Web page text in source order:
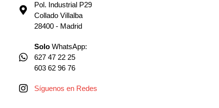
Pol. Industrial P29
Collado Villalba
28400 - Madrid
Solo WhatsApp:
627 47 22 25
603 62 96 76
Síguenos en Redes